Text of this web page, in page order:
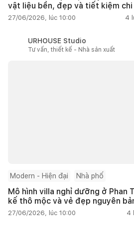
vật liệu bền, đẹp và tiết kiệm chi
27/06/2026, lúc 10:00 4
URHOUSE Studio
Tư vấn, thiết kế - Nhà sản xuất
Modern - Hiện đại Nhà phố
Mô hình villa nghỉ dưỡng ở
kế thô mộc và vẻ đẹp nguyên
27/06/2026, lúc 10:00 4